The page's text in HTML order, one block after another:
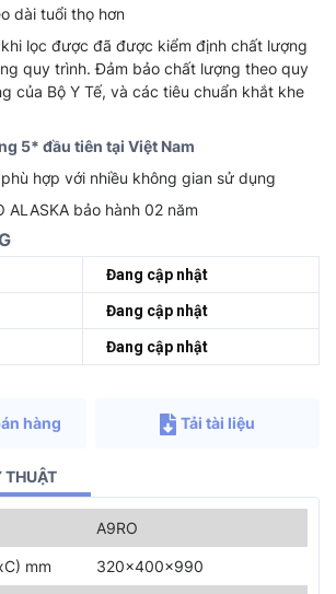
dài tuổi thọ hơn
lọc được đã được kiểm định chất lượng
quy trình. Đảm bảo chất lượng theo quy
của Bộ Y Tế, và các tiêu chuẩn khắt khe
5* đầu tiên tại Việt Nam
hợp với nhiều không gian sử dụng
ALASKA bảo hành 02 năm
Đang cập nhật
Đang cập nhật
Đang cập nhật
hàng Tải tài liệu
THUẬT
A9RO
mm 320x400x990